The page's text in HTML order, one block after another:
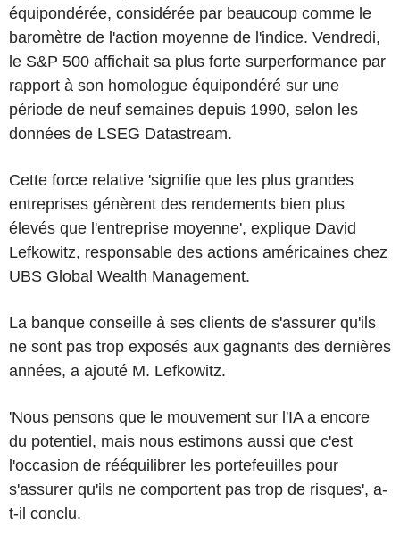
équipondérée, considérée par beaucoup comme le
baromètre de l'action moyenne de l'indice. Vendredi,
le S&P 500 affichait sa plus forte surperformance par
rapport à son homologue équipondéré sur une
période de neuf semaines depuis 1990, selon les
données de LSEG Datastream.
Cette force relative 'signifie que les plus grandes
entreprises génèrent des rendements bien plus
élevés que l'entreprise moyenne', explique David
Lefkowitz, responsable des actions américaines chez
UBS Global Wealth Management.
La banque conseille à ses clients de s'assurer qu'ils
ne sont pas trop exposés aux gagnants des dernières
années, a ajouté M. Lefkowitz.
'Nous pensons que le mouvement sur l'IA a encore
du potentiel, mais nous estimons aussi que c'est
l'occasion de rééquilibrer les portefeuilles pour
s'assurer qu'ils ne comportent pas trop de risques', a-
t-il conclu.